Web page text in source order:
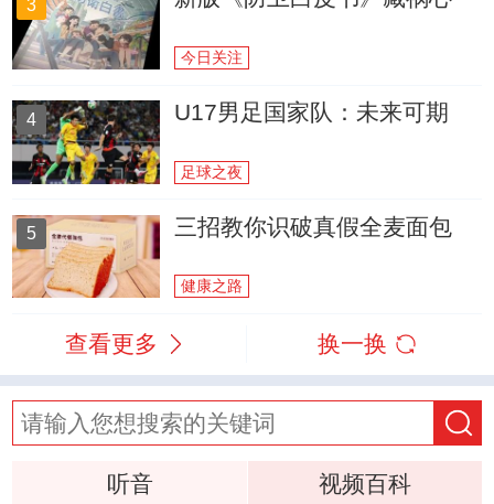
3
今日关注
4 U17男足国家队：未来可期
足球之夜
5 三招教你识破真假全麦面包
健康之路
查看更多 换一换
听音
视频百科